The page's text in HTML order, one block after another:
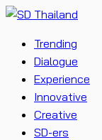
Trending
Dialogue
Experience
Innovative
Creative
SD-ers